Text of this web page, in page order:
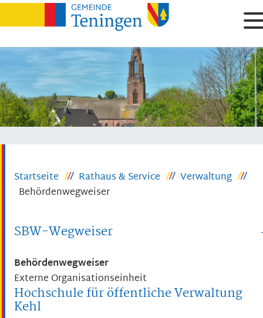
Startseite Rathaus & Service
Verwaltung
Behördenwegweiser
SBW-Wegweiser
Behördenwegweiser
Externe Organisationseinheit
Hochschule für öffentliche Verwaltung
Kehl